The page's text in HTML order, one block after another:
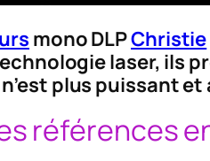
mono DLPChristie
laser, ils
plus puissant
références